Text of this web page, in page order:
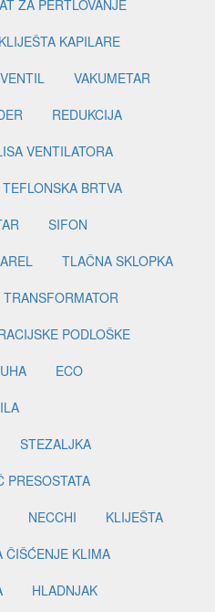
ZA PERTLOVANJE
KLIJEŠTA KAPILARE
VENTIL
VAKUMETAR
REDUKCIJA
VENTILATORA
TEFLONSKA BRTVA
SIFON
TLAČNA SKLOPKA
TRANSFORMATOR
PODLOŠKE
ECO
STEZALJKA
PRESOSTATA
NECCHI
KLIJEŠTA
ČIŠĆENJE KLIMA
HLADNJAK